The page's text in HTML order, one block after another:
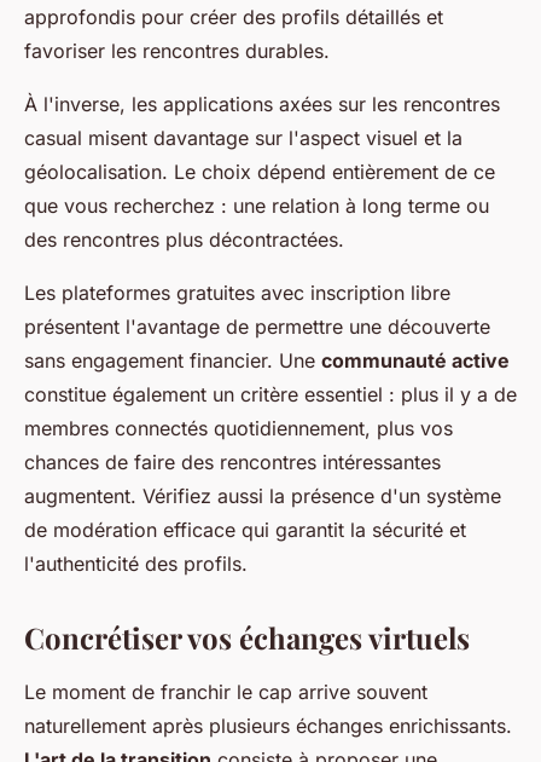
approfondis pour créer des profils détaillés et
favoriser les rencontres durables.
À l'inverse, les applications axées sur les rencontres
casual misent davantage sur l'aspect visuel et la
géolocalisation. Le choix dépend entièrement de ce
que vous recherchez : une relation à long terme ou
des rencontres plus décontractées.
Les plateformes gratuites avec inscription libre
présentent l'avantage de permettre une découverte
sans engagement financier. Une communauté active
constitue également un critère essentiel : plus il y a de
membres connectés quotidiennement, plus vos
chances de faire des rencontres intéressantes
augmentent. Vérifiez aussi la présence d'un système
de modération efficace qui garantit la sécurité et
l'authenticité des profils.
Concrétiser vos échanges virtuels
Le moment de franchir le cap arrive souvent
naturellement après plusieurs échanges enrichissants.